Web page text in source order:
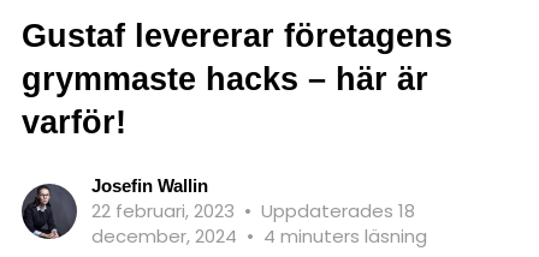
Gustaf levererar företagens
grymmaste hacks – här är
varför!
Josefin Wallin
22 februari, 2023 • Uppdaterades 18
december, 2024 • 4 minuters läsning